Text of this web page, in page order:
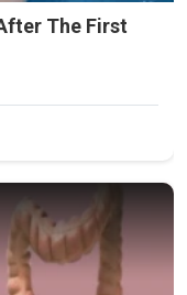
The First